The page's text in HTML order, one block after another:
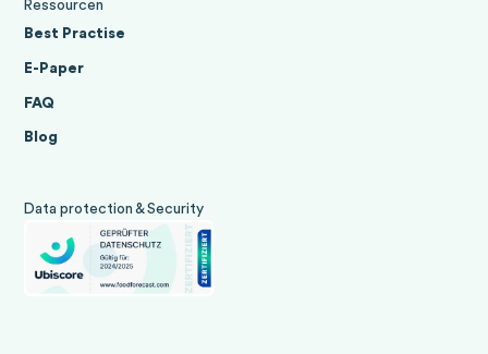
Ressourcen
Best Practise
E-Paper
FAQ
Blog
Data protection & Security